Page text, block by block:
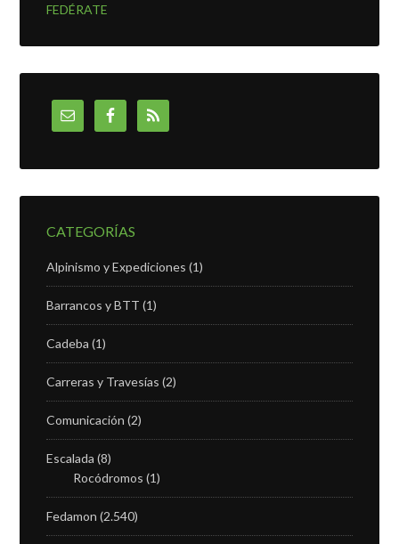
FEDÉRATE
CATEGORÍAS
Alpinismo y Expediciones (1)
Barrancos y BTT (1)
Cadeba (1)
Carreras y Travesías (2)
Comunicación (2)
Escalada (8)
Rocódromos (1)
Fedamon (2.540)